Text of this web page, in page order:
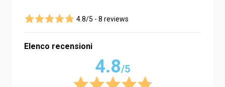
4.8/5 - 8 reviews
Elenco recensioni
4.8/5